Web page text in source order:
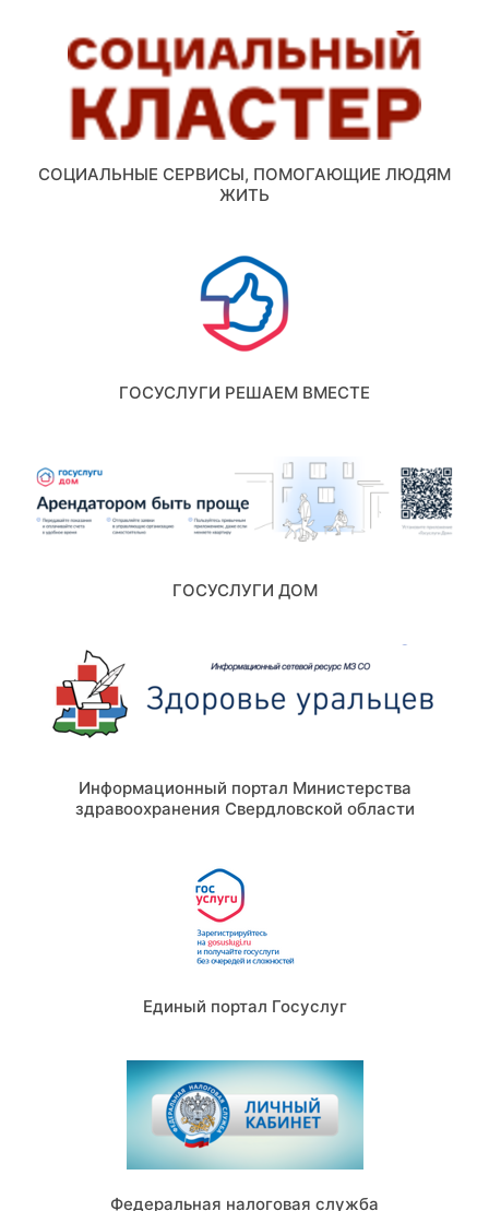
СОЦИАЛЬНЫЕ СЕРВИСЫ, ПОМОГАЮЩИЕ ЛЮДЯМ
ЖИТЬ
ГОСУСЛУГИ РЕШАЕМ ВМЕСТЕ
ГОСУСЛУГИ ДОМ
Информационный портал Министерства
здравоохранения Свердловской области
Единый портал Госуслуг
Федеральная налоговая служба